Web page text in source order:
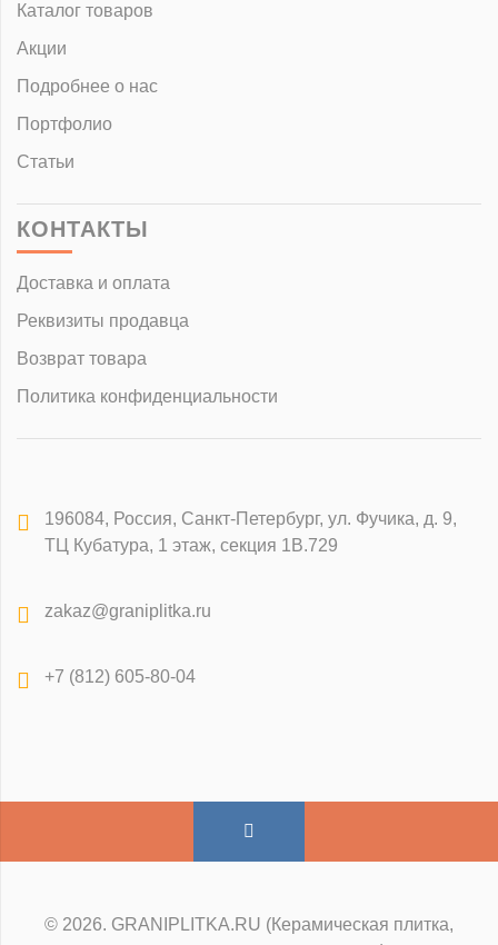
Каталог товаров
Акции
Подробнее о нас
Портфолио
Статьи
КОНТАКТЫ
Доставка и оплата
Реквизиты продавца
Возврат товара
Политика конфиденциальности
196084, Россия, Санкт-Петербург, ул. Фучика, д. 9,
ТЦ Кубатура, 1 этаж, секция 1В.729
zakaz@graniplitka.ru
+7 (812) 605-80-04
© 2026. GRANIPLITKA.RU (Керамическая плитка,